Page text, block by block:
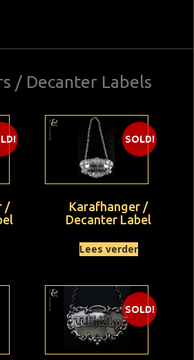
/ Decanter Labels
/
SOLD!
Karafhanger /
Decanter Label
Lees verder
SOLD!